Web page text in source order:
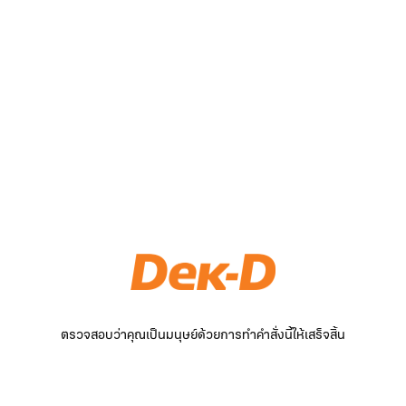
ตรวจสอบว่าคุณเป็นมนุษย์ด้วยการทำคำสั่งนี้ให้เสร็จสิ้น